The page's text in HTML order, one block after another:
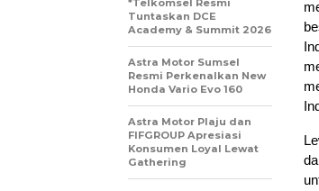
*Telkomsel Resmi
Tuntaskan DCE
Academy & Summit 2026
Astra Motor Sumsel
Resmi Perkenalkan New
Honda Vario Evo 160
Astra Motor Plaju dan
FIFGROUP Apresiasi
Konsumen Loyal Lewat
Gathering